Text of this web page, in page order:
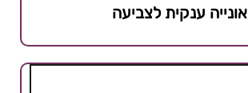
אונייה ענקית לצביעה